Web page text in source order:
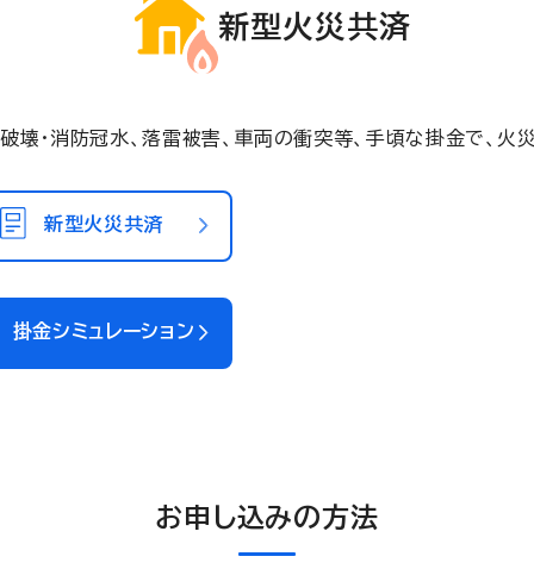
新型火災共済
壊・消防冠水、落雷被害、車両の衝突等、手頃な掛金で、火
新型火災共済
掛金シミュレーション
お申し込みの方法